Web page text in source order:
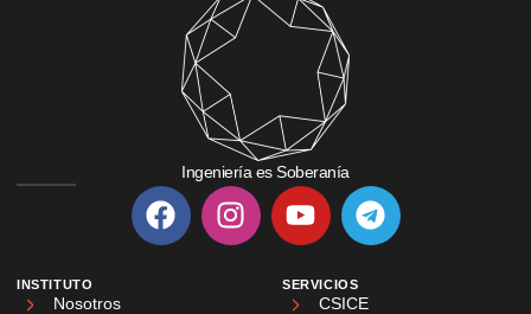
Ingeniería es Soberanía
INSTITUTO
Nosotros
SERVICIOS
CSICE